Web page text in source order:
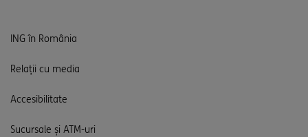
ING în România
Relații cu media
Accesibilitate
Sucursale și ATM-uri